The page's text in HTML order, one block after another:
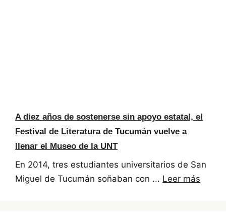
A diez años de sostenerse sin apoyo estatal, el
Festival de Literatura de Tucumán vuelve a
llenar el Museo de la UNT
En 2014, tres estudiantes universitarios de San
Miguel de Tucumán soñaban con ... Leer más